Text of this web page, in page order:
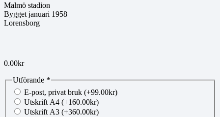
Malmö stadion
Bygget januari 1958
Lorensborg
0.00kr
Utförande *
E-post, privat bruk (+99.00kr)
Utskrift A4 (+160.00kr)
Utskrift A3 (+360.00kr)